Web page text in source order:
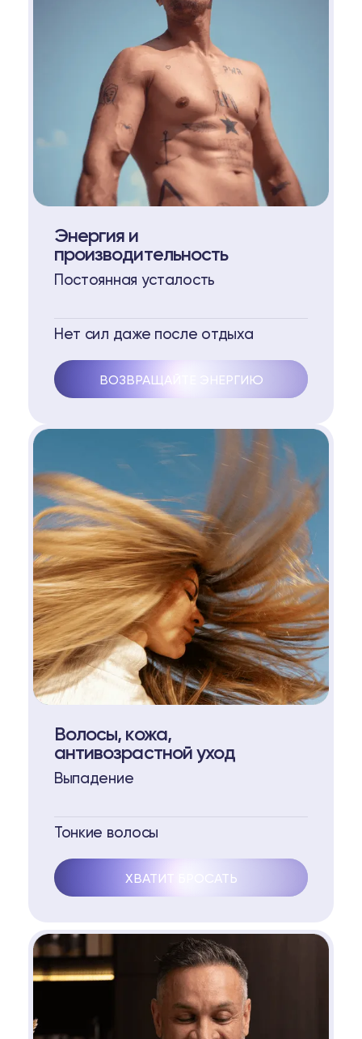
Энергия и
производительность
Постоянная усталость
Нет сил даже после отдыха
ВОЗВРАЩАЙТЕ ЭНЕРГИЮ
Волосы, кожа,
антивозрастной уход
Выпадение
Тонкие волосы
ХВАТИТ БРОСАТЬ